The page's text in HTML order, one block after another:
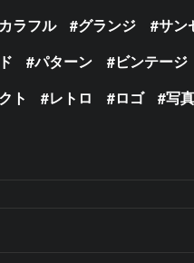
ラフル グランジ サン
パターン ビンテージ
ト レトロ ロゴ 写